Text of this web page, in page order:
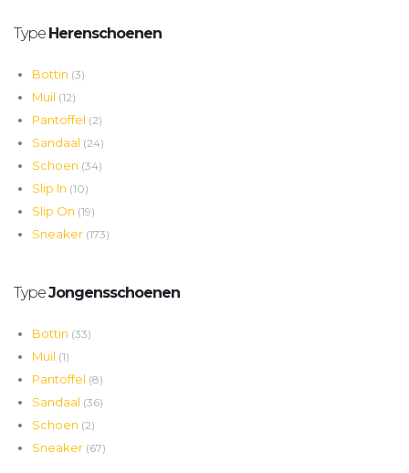
Type Herenschoenen
Bottin (3)
Muil (12)
Pantoffel (2)
Sandaal (24)
Schoen (34)
Slip In (10)
Slip On (19)
Sneaker (173)
TypeJongensschoenen
Bottin (33)
Muil (1)
Pantoffel (8)
Sandaal (36)
Schoen (2)
Sneaker (67)